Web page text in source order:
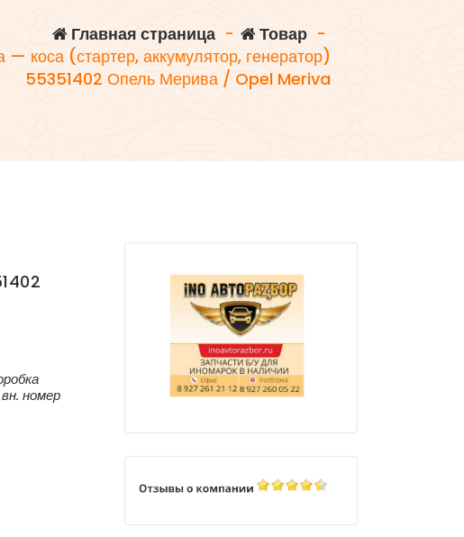
Главная страница - Товар -
— коса (стартер, аккумулятор, генератор)
55351402 Опель Мерива / Opel Meriva
номер